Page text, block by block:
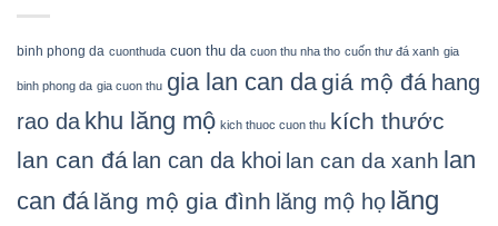
binh phong da cuonthuda cuon thu da cuon thu nha tho cuốn thư đá xanh gia
binh phong da gia cuon thu gia lan can dagiá mộ đá hang
rao da khu lăng mộ kich thuoc cuon thu kích thước
lan can đá lan can da khoi lan can da xanh lan
can đá lăng mộ gia đình lăng mộ họ lăng